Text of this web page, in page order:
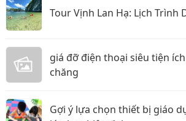
Tour Vịnh Lan Hạ: Lịch Trình
giá đỡ điện thoại siêu tiện
chăng
Gợi ý lựa chọn thiết bị giáo